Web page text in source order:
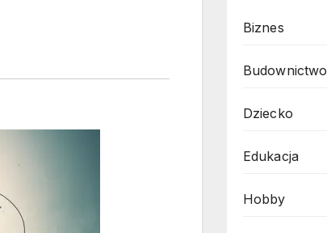
Biznes
Budownictwo
Dziecko
Edukacja
Hobby